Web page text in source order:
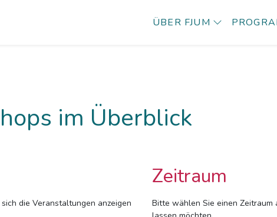
ÜBER FJUM
im Überblick
die Veranstaltungen anzeigen
Zeitraum
Bitte wählen Sie einen Zeitraum